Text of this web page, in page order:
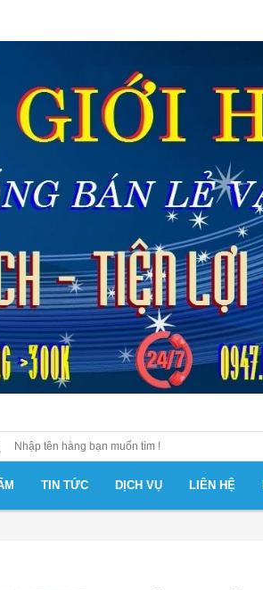
TIN TỨC DỊCH VỤ LIÊN HỆ